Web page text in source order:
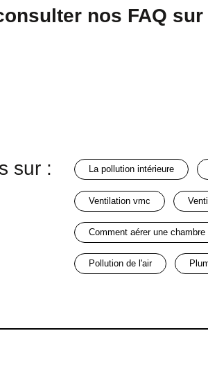
nos FAQ
sur : la pollution intérieure
ventilation vmc
comment aérer une chambre
pollution de l'air